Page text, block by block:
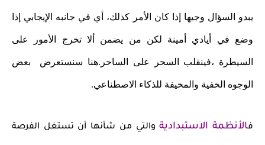
يبدو السؤال وجيها إذا كان الأمر كذلك، أي في جانبه الإيجابي إذا
وضع في أيادي أمينة لكن من يضمن ألا تخرج الأمور على
السيطرة ،فينقلب السحر على الساحر.هنا سنستعرض بعض
الوجوه الخفية والمخيفة للذكاء الاصطناعي.
فالأنظمة الاستبدادية والتي من شأنها أن تستغل الفرصة